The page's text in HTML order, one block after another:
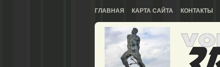
ГЛАВНАЯ КАРТА САЙТА КОНТАКТЫ